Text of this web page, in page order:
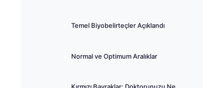
Temel Biyobelirteçler Açıklandı
Normal ve Optimum Aralıklar